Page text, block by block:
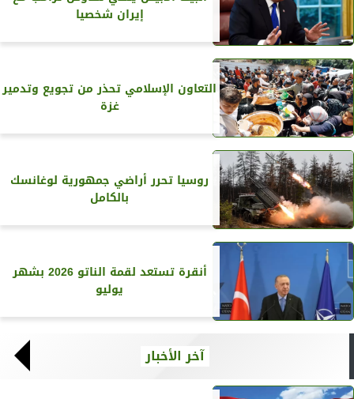
إيران شخصيا
التعاون الإسلامي تحذر من تجويع وتدمير
غزة
روسيا تحرر أراضي جمهورية لوغانسك
بالكامل
أنقرة تستعد لقمة الناتو 2026 بشهر
يوليو
آخر الأخبار